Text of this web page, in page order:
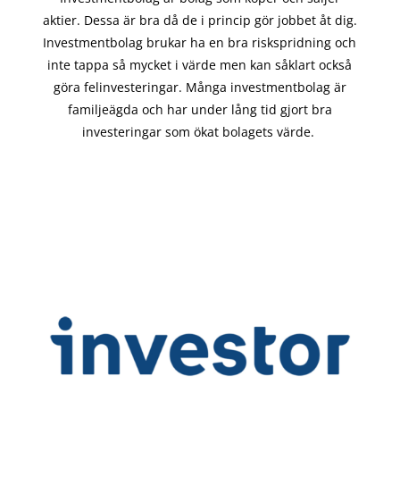
aktier. Dessa är bra då de i princip görjobbet åt dig.
Investmentbolag brukar ha en bra riskspridning och
inte tappa så mycket i värde men kan såklart också
göra felinvesteringar. Många investmentbolag är
familjeägda och har under lång tid gjort bra
investeringar som ökat bolagets värde.